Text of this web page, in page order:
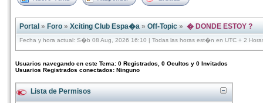
Portal » Foro » Xciting Club Espa�a » Off-Topic » � DONDE ESTOY ?
Fecha y hora actual: S�b 08 Aug, 2026 16:10 | Todas las horas est�n en UTC + 2
Usuarios navegando en este Tema: 0 Registrados, 0 Ocultos y 0 Invitados
Usuarios Registrados conectados: Ninguno
Lista de Permisos